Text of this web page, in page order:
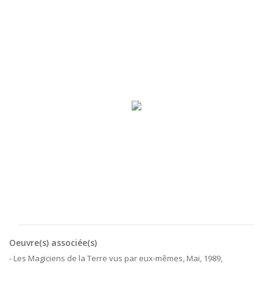
Oeuvre(s) associée(s)
- Les Magiciens de la Terre vus par eux-mêmes, Mai, 1989,